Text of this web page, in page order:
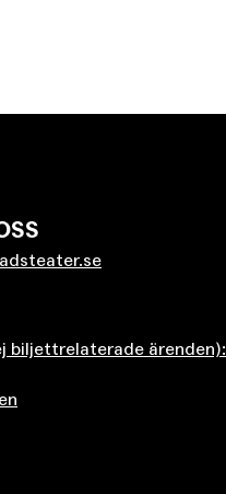
biljettrelaterade ärenden):